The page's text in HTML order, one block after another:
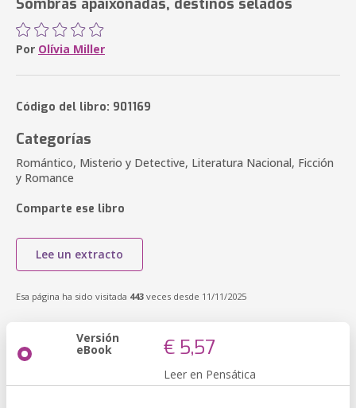
Sombras apaixonadas, destinos selados
Por Olívia Miller
Código del libro: 901169
Categorías
Romántico, Misterio y Detective, Literatura Nacional, Ficción
y Romance
Comparte ese libro
Lee un extracto
Esa página ha sido visitada 443 veces desde 11/11/2025
Versión
eBook € 5,57
Leer en Pensática